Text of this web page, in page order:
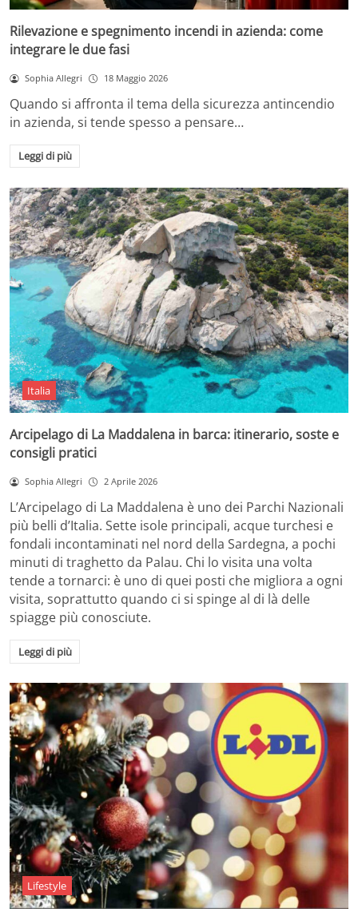
Rilevazione e spegnimento incendi in azienda: come
integrare le due fasi
Sophia Allegri 18 Maggio 2026
Quando si affronta il tema della sicurezza antincendio
in azienda, si tende spesso a pensare…
Leggi di più
Italia
Arcipelago di La Maddalena in barca: itinerario, soste e
consigli pratici
Sophia Allegri 2 Aprile 2026
L’Arcipelago di La Maddalena è uno dei Parchi Nazionali
più belli d’Italia. Sette isole principali, acque turchesi e
fondali incontaminati nel nord della Sardegna, a pochi
minuti di traghetto da Palau. Chi lo visita una volta
tende a tornarci: è uno di quei posti che migliora a ogni
visita, soprattutto quando ci si spinge al di là delle
spiagge più conosciute.
Leggi di più
Lifestyle